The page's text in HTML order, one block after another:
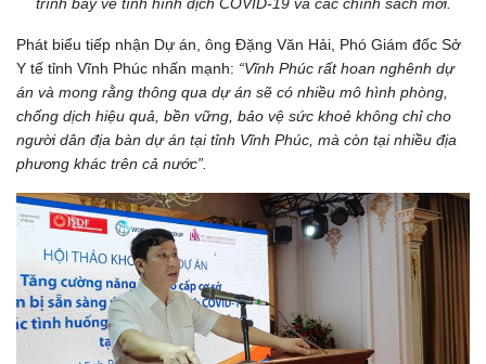
Phát biểu tiếp nhận Dự án, ông Đặng Văn Hải, Phó Giám đốc Sở
Y tế tỉnh Vĩnh Phúc nhấn mạnh: “Vĩnh Phúc rất hoan nghênh dự
án và mong rằng thông qua dự án sẽ có nhiều mô hình phòng,
chống dịch hiệu quả, bền vững, bảo vệ sức khoẻ không chỉ cho
người dân địa bàn dự án tại tỉnh Vĩnh Phúc, mà còn tại nhiều địa
phương khác trên cả nước”.